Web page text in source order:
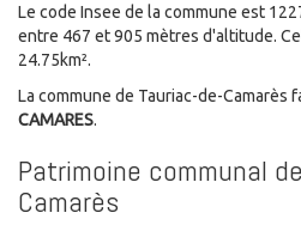
Le code Insee de la commune est
entre 467 et 905 mètres d'altitude.
24.75km².
La commune de Tauriac-de-Camarès
CAMARES.
Patrimoine communal
Camarès